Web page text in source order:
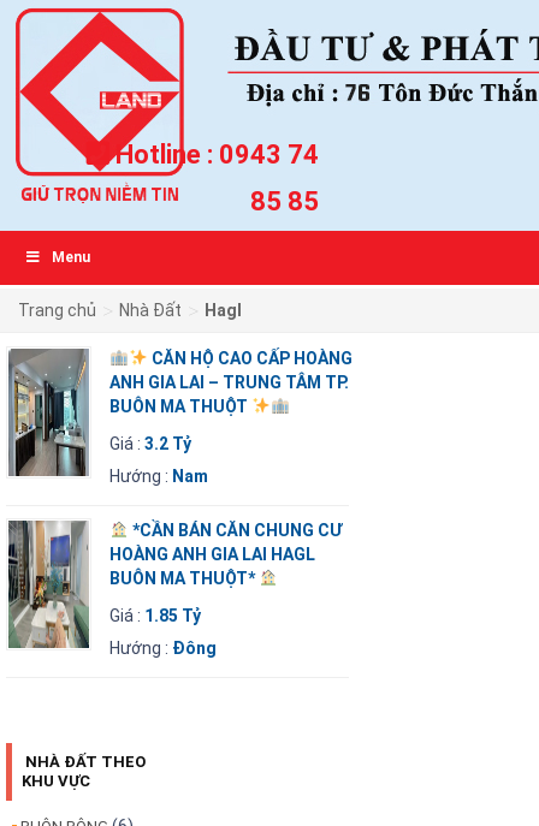
Hotline : 0943 74
85 85
Menu
Trang chủ Nhà Đất Hagl
CĂN HỘ CAO CẤP HOÀNG
ANH GIA LAI – TRUNG TÂM TP.
BUÔN MA THUỘT
Giá :3.2 Tỷ
Hướng : Nam
*CẦN BÁN CĂN CHUNG CƯ
HOÀNG ANH GIA LAI HAGL
BUÔN MA THUỘT*
Giá : 1.85 Tỷ
Hướng : Đông
NHÀ ĐẤT THEO
KHU VỰC